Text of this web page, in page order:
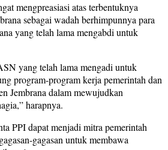
mengpreasiasi atas terbentuknya
sebagai wadah berhimpunnya para
yang telah lama mengabdi untuk
yang telah lama mengadi untuk
program-program kerja pemerintah dan
Jembrana dalam mewujudkan
harapnya.
PPI dapat menjadi mitra pemerintah
gagasan untuk membawa